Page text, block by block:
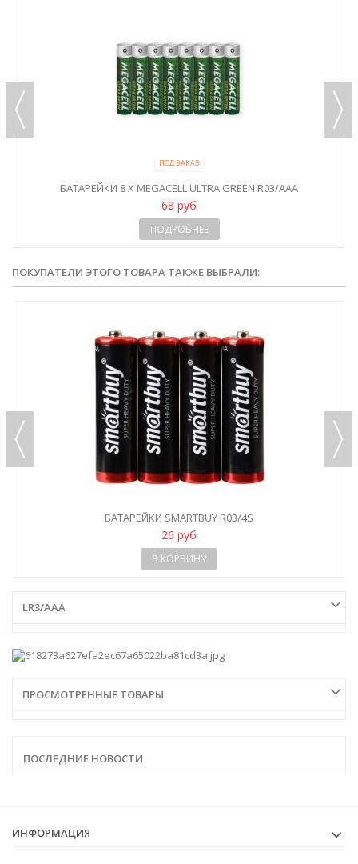
ПОД ЗАКАЗ
БАТАРЕЙКИ 8 X MEGACELL ULTRA GREEN R03/AAA
68 руб
ПОДРОБНЕЕ
ПОКУПАТЕЛИ ЭТОГО ТОВАРА ТАКЖЕ ВЫБРАЛИ:
БАТАРЕЙКИ SMARTBUY R03/4S
26 руб
В КОРЗИНУ
LR3/AAA
ПРОСМОТРЕННЫЕ ТОВАРЫ
ПОСЛЕДНИЕ НОВОСТИ
ИНФОРМАЦИЯ